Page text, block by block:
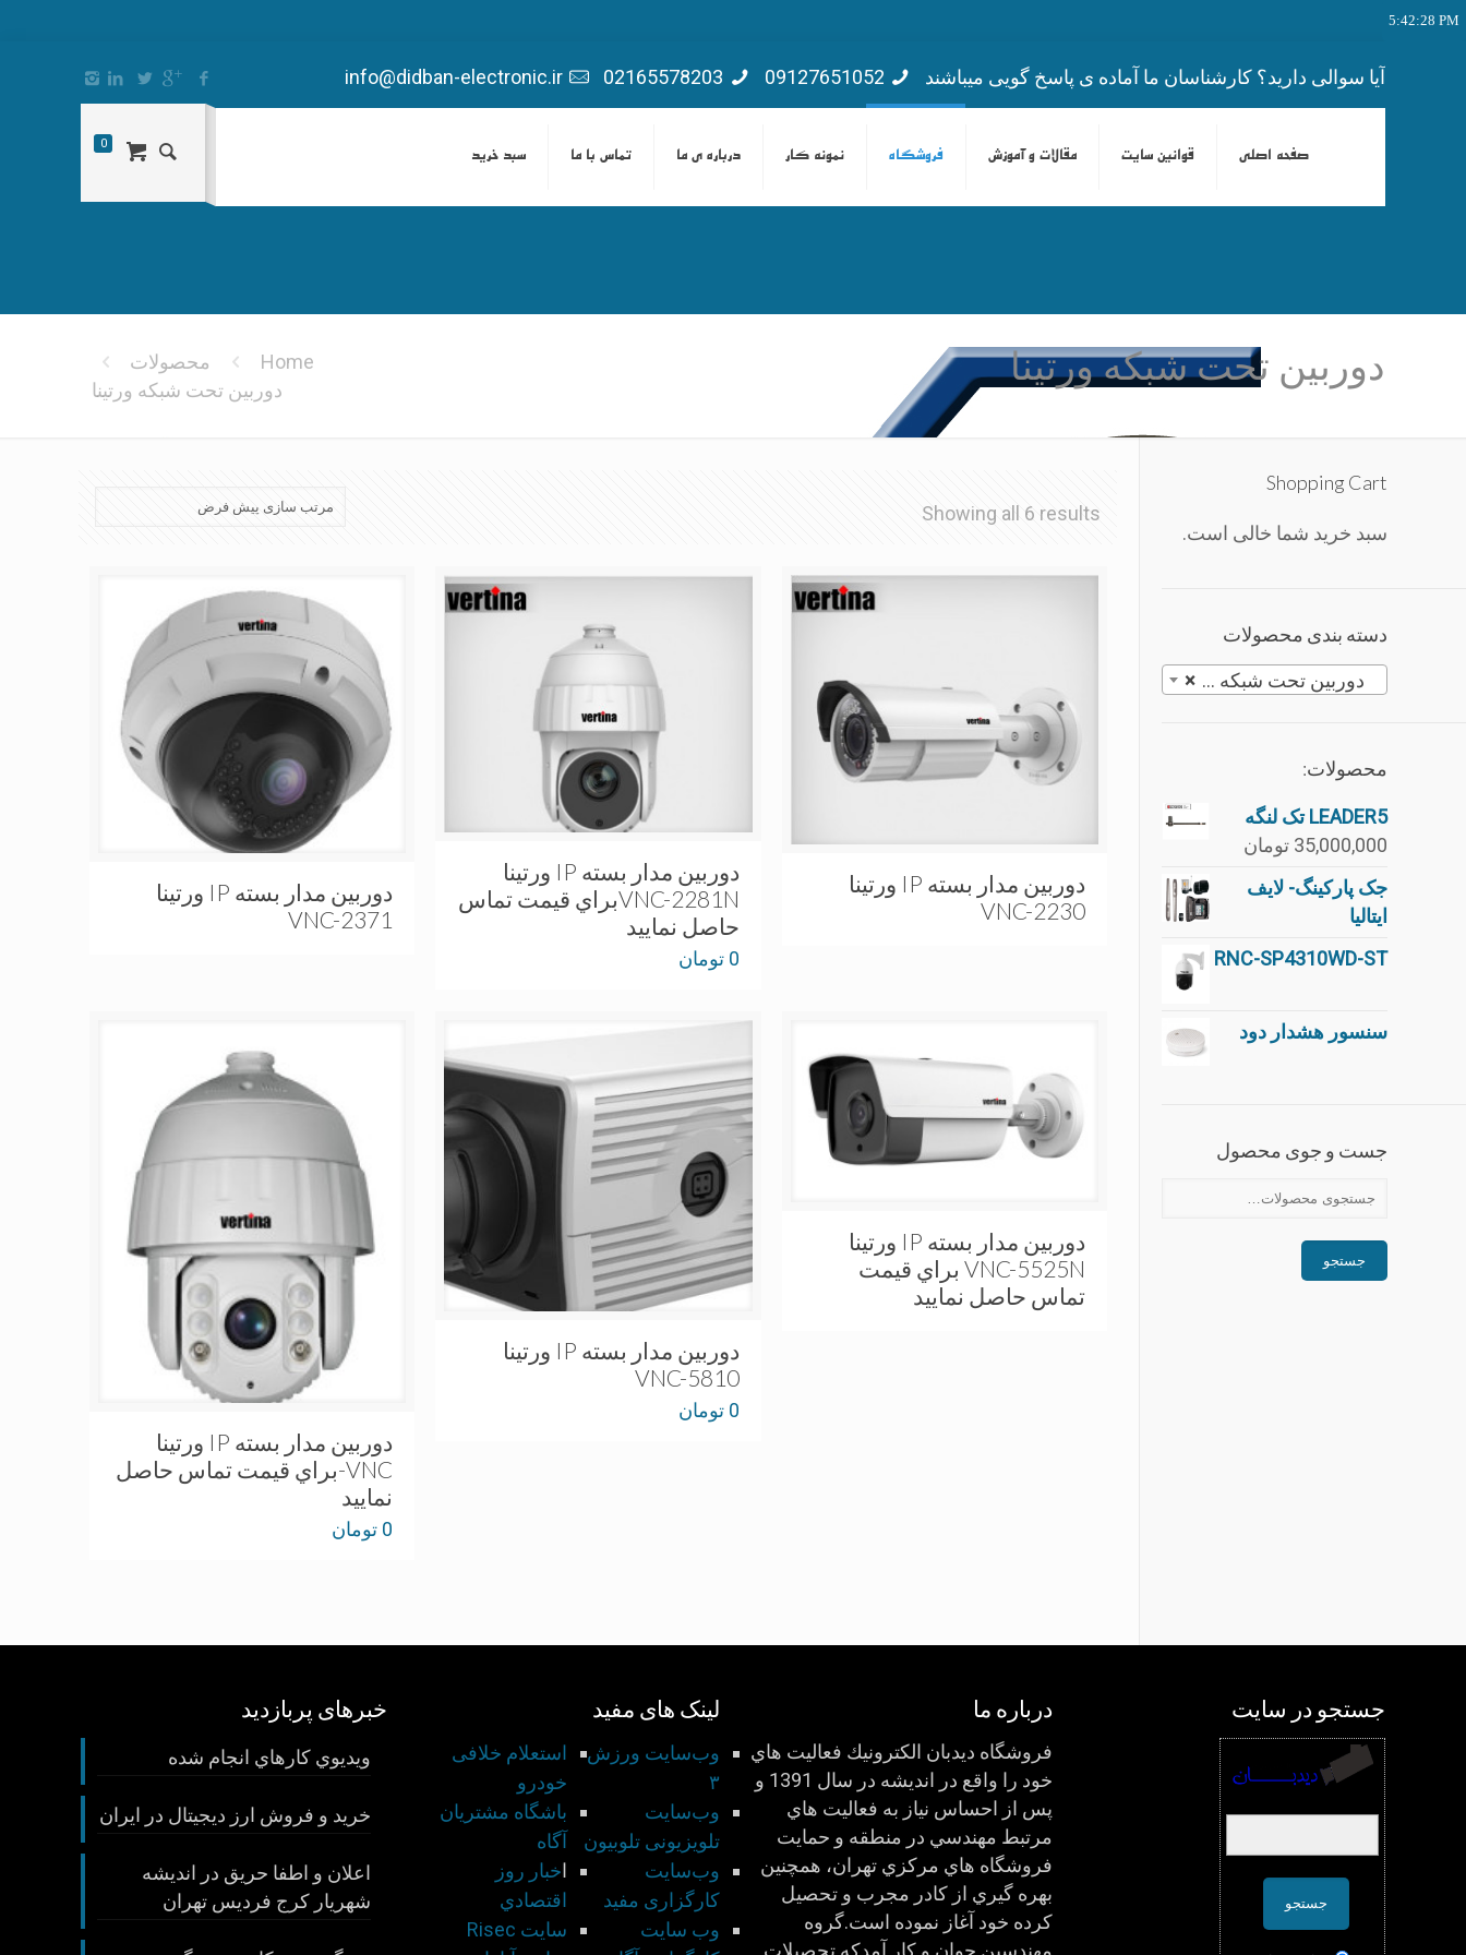
5:42:28 PM
آیا سوالی دارید؟ کارشناسان ما آماده ی پاسخ گویی میباشند 09127651052
02165578203
info@didban-electronic.ir
صفحه اصلی قوانین سایت مقالات و آموزش فروشگاه نمونه کار درباره ی ما تماس با ما سبد خرید
0
دوربین تحت شبکه ورتینا Home
محصولات
دوربین تحت شبکه ورتینا
Showing all 6 results
دوربین مدار بسته IP ورتینا
VNC-2230
دوربین مدار بسته IP ورتینا
VNC-2281Nبراي قيمت تماس
حاصل نماييد
0 تومان
دوربین مدار بسته IP ورتینا
VNC-2371
دوربین مدار بسته IP ورتینا
VNC-5525N براي قيمت
تماس حاصل نماييد
دوربین مدار بسته IP ورتینا
VNC-5810
0 تومان
دوربین مدار بسته IP ورتینا
VNC-براي قيمت تماس حاصل
نماييد
0 تومان
Shopping Cart
سبد خرید شما خالی است.
دسته بندی محصولات
× دوربین تحت شبکه ورتینا
محصولات:
LEADER5 تک لنگه
35,000,000 تومان
جک پارکینگ- لایف
ایتالیا
RNC-SP4310WD-ST
سنسور هشدار دود
جست و جوی محصول
جستجو
جستجو در سایت درباره ما
فروشگاه ديدبان الكترونيك فعاليت هاي
خود را واقع در انديشه در سال 1391 و
پس از احساس نياز به فعاليت هاي
مرتبط مهندسي در منطقه و حمايت
فروشگاه هاي مركزي تهران، همچنين
بهره گيري از كادر مجرب و تحصيل
كرده خود آغاز نموده است.گروه
لینک های مفید
استعلام خلافی
خودرو
باشگاه مشتريان
آگاه
اخبار روز
اقتصادي
سايت Risec
وب‌سایت ورزش
۳
وب‌سایت
تلویزیونی تلوبیون
وب‌سایت
کارگزاری مفید
وب سايت
خبرهای پربازدید
ويديوي كارهاي انجام شده
خريد و فروش ارز ديجيتال در ايران
اعلان و اطفا حريق در انديشه
شهريار كرج فرديس تهران